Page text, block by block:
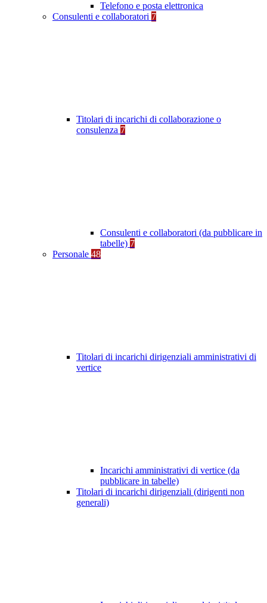
Telefono e posta elettronica
Consulenti e collaboratori 7
Titolari di incarichi di collaborazione o
consulenza 7
Consulenti e collaboratori (da pubblicare in
tabelle) 7
Personale 48
Titolari di incarichi dirigenziali amministrativi di
vertice
Incarichi amministrativi di vertice (da
pubblicare in tabelle)
Titolari di incarichi dirigenziali (dirigenti non
generali)